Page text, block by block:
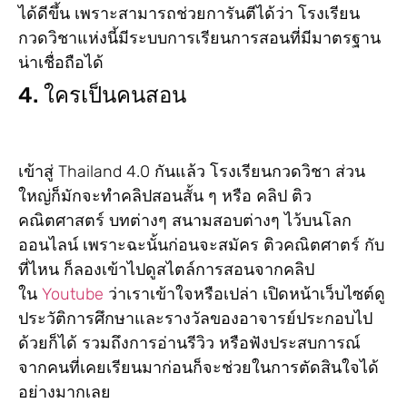
ได้ดีขึ้น เพราะสามารถช่วยการันตีได้ว่า โรงเรียน
กวดวิชาแห่งนี้มีระบบการเรียนการสอนที่มีมาตรฐาน
น่าเชื่อถือได้
4. ใครเป็นคนสอน
เข้าสู่ Thailand 4.0 กันแล้ว โรงเรียนกวดวิชา ส่วน
ใหญ่ก็มักจะทำคลิปสอนสั้น ๆ หรือ คลิป ติว
คณิตศาสตร์ บทต่างๆ สนามสอบต่างๆ ไว้บนโลก
ออนไลน์ เพราะฉะนั้นก่อนจะสมัคร ติวคณิตศาตร์ กับ
ที่ไหน ก็ลองเข้าไปดูสไตล์การสอนจากคลิป
ใน Youtube ว่าเราเข้าใจหรือเปล่า เปิดหน้าเว็บไซต์ดู
ประวัติการศึกษาและรางวัลของอาจารย์ประกอบไป
ด้วยก็ได้ รวมถึงการอ่านรีวิว หรือฟังประสบการณ์
จากคนที่เคยเรียนมาก่อนก็จะช่วยในการตัดสินใจได้
อย่างมากเลย